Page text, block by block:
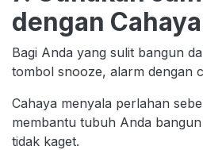
dengan Cahaya
Bagi Anda yang sulit bangun
tombol snooze, alarm dengan
Cahaya menyala perlahan
membantu tubuh Anda
tidak kaget.